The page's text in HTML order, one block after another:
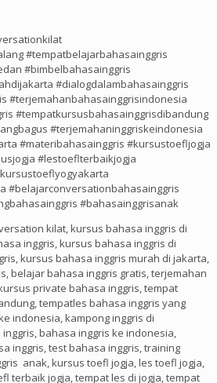
#tempatbelajarbahasainggris
#bimbelbahasainggris
#dialogdalambahasainggris
#terjemahanbahasainggrisindonesia
#tempatkursusbahasainggrisdibandung
#terjemahaninggriskeindonesia
#materibahasainggris #kursustoefljogja
#lestoeflterbaikjogja
#belajarconversationbahasainggris
#bahasainggrisanak
kilat, kursus bahasa inggris di
inggris, kursus bahasa inggris di
kursus bahasa inggris murah di jakarta,
belajar bahasa inggris gratis, terjemahan
private bahasa inggris, tempat
tempatles bahasa inggris yang
indonesia, kampong inggris di
bahasa inggris ke indonesia,
inggris, test bahasa inggris, training
anak, kursus toefl jogja, les toefl jogja,
terbaik jogja, tempat les di jogja, tempat